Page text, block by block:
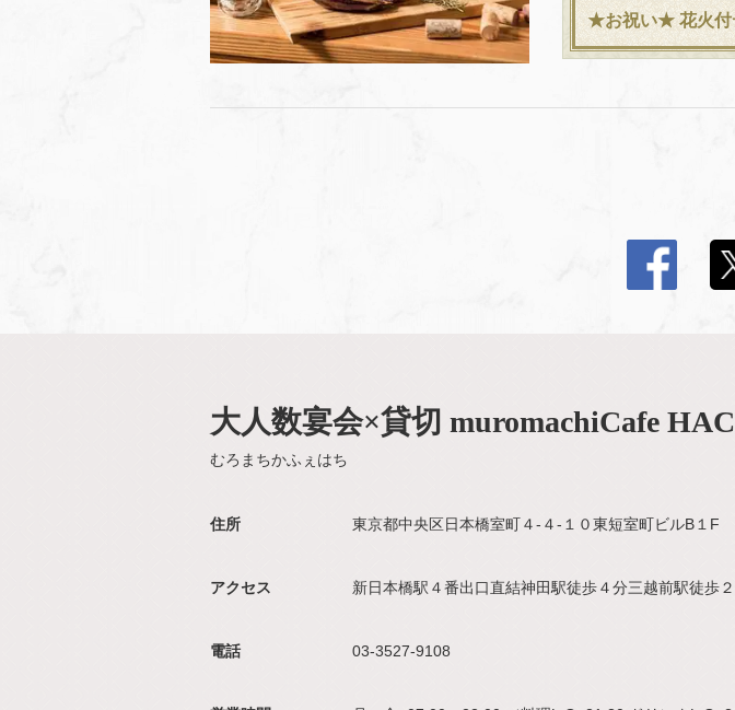
★お祝い★ 花火付
大人数宴会×貸切 muromachiCafe
むろまちかふぇはち
住所 東京都中央区日本橋室町４-４-１０東短室町ビルB１F
アクセス 新日本橋駅４番出口直結神田駅徒歩４分三越前駅徒歩
電話 03-3527-9108